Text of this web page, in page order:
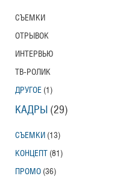
СЪЕМКИ
ОТРЫВОК
ИНТЕРВЬЮ
ТВ-РОЛИК
ДРУГОЕ (1)
КАДРЫ (29)
СЪЕМКИ (13)
КОНЦЕПТ (81)
ПРОМО (36)